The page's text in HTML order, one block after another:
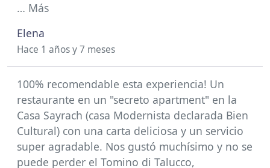
… Más
Elena
Hace 1 años y 7 meses
100% recomendable esta experiencia! Un
restaurante en un "secreto apartment" en la
Casa Sayrach (casa Modernista declarada Bien
Cultural) con una carta deliciosa y un servicio
super agradable. Nos gustó muchísimo y no se
puede perder el Tomino di Talucco,